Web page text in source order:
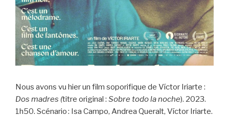
Nous avons vu hier un film soporifique de Víctor Iriarte :
Dos madres (titre original : Sobre todo la noche). 2023.
1h50. Scénario : Isa Campo, Andrea Queralt, Víctor Iriarte.